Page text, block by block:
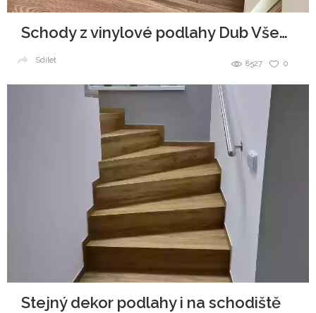
Schody z vinylové podlahy Dub Všechovický
0
8527
Sdílet
Stejný dekor podlahy i na schodiště